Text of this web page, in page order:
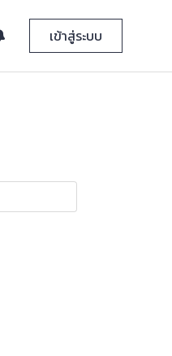
เข้าสู่ระบบ